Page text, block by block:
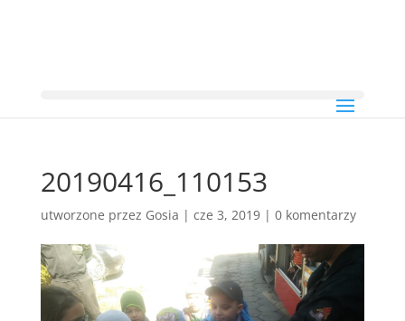
20190416_110153
utworzone przez Gosia | cze 3, 2019| 0 komentarzy